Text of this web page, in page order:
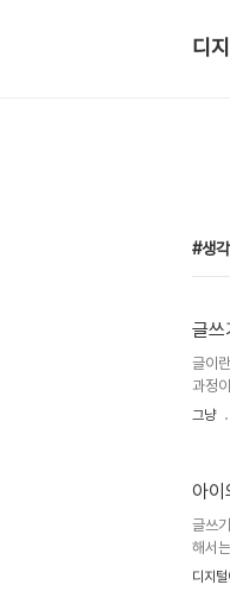
디
생
글쓰
글이
과정
람마
아닙
대해
그냥
아이
글쓰
해서
이가
디지